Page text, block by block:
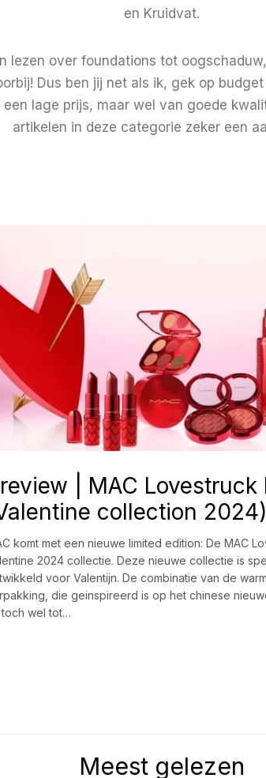
en Kruidvat.
lezen over foundations tot
Dus ben jij net als ik, gek op
lage prijs, maar wel van goede
artikelen in deze categorie zeker een
| MAC Lovestruck
collection 2024)
komt met een nieuwe limited edition: De MAC
2024 collectie. Deze nieuwe collectie is
voor Valentijn. De combinatie van de
die geinspireerd is op het chinese
wel tot…
Meest gelezen